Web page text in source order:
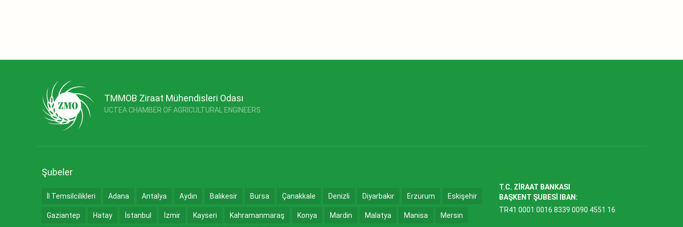
TMMOB Ziraat Mühendisleri Odası
UCTEA CHAMBER OF AGRICULTURAL ENGINEERS
Şubeler
İl Temsilcilikleri Adana Antalya Aydın Balıkesir Bursa Çanakkale Denizli Diyarbakır Erzurum Eskişehir
Gaziantep Hatay İstanbul İzmir Kayseri Kahramanmaraş Konya Mardin Malatya Manisa Mersin
T.C. ZİRAAT BANKASI
BAŞKENT ŞUBESİ IBAN:
TR41 0001 0016 8339 0090 4551 16